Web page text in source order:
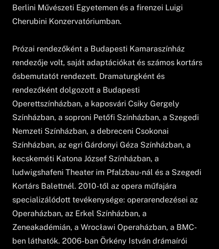
Berlini Művészeti Egyetemen és a firenzei Luigi
Cherubini Konzervatóriumban.
Prózai rendezőként a Budapesti Kamaraszínház
rendezője volt, saját adaptációkat és számos kortárs
ősbemutatót rendezett. Dramaturgként és
rendezőként dolgozott a Budapesti
Operettszínházban, a kaposvári Csiky Gergely
Színházban, a soproni Petőfi Színházban, a Szegedi
Nemzeti Színházban, a debreceni Csokonai
Színházban, az egri Gárdonyi Géza Színházban, a
kecskeméti Katona József Színházban, a
ludwigshafeni Theater im Pfalzbau-nál és a Szegedi
Kortárs Balettnél. 2010-től az opera műfajára
specializálódott tevékenysége: operarendezései az
Operaházban, az Erkel Színházban, a
Zeneakadémián, a Wrocławi Operaházban, a BMC-
ben láthatók. 2006-ban Örkény István drámaírói